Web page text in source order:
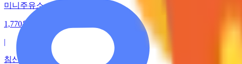
미니주유소
1,770원
|
침산동